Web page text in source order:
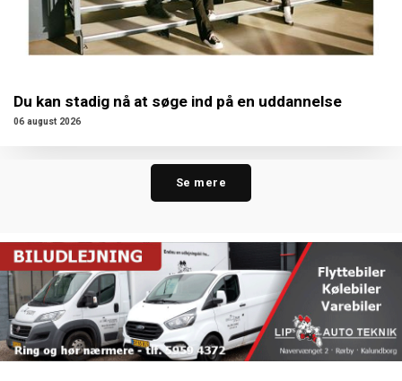
Du kan stadig nå at søge ind på en uddannelse
06 august 2026
Se mere